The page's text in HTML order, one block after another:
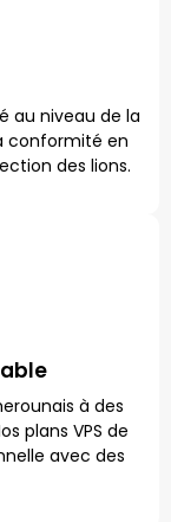
au niveau de la
conformité en
des lions.
à des
plans VPS de
avec des